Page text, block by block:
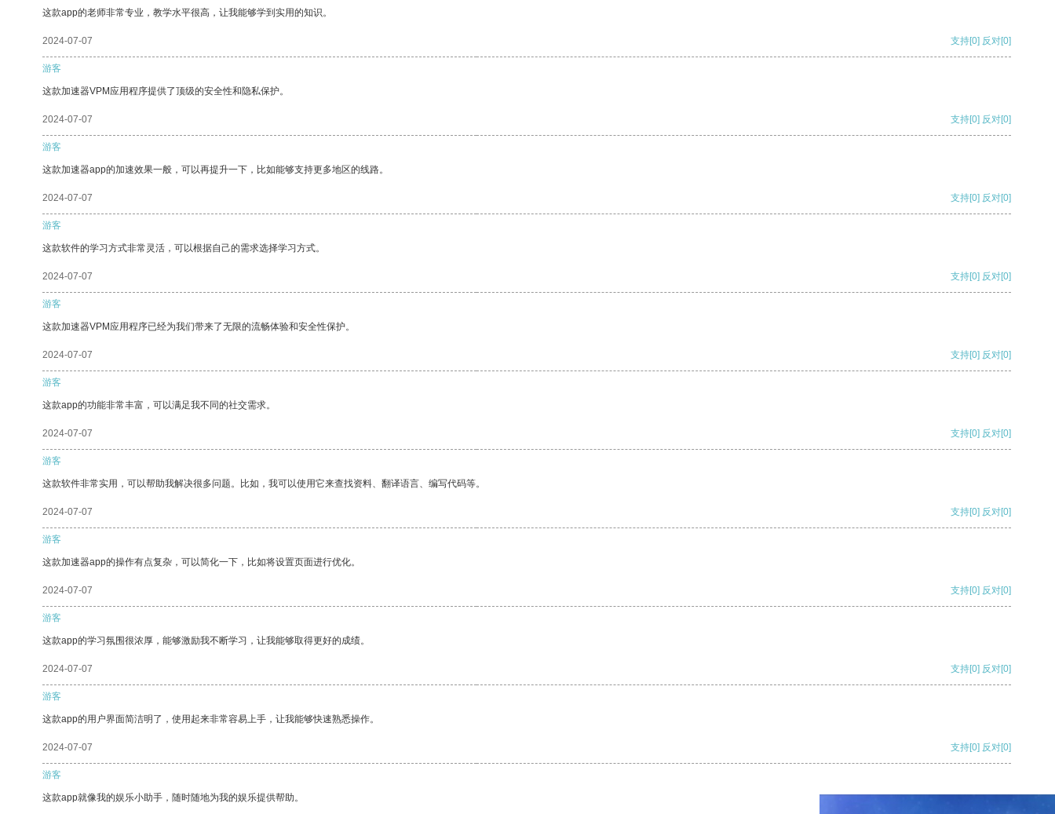
这款app的老师非常专业，教学水平很高，让我能够学到实用的知识。
2024-07-07 支持[0] 反对[0]
游客
这款加速器VPM应用程序提供了顶级的安全性和隐私保护。
2024-07-07 支持[0] 反对[0]
游客
这款加速器app的加速效果一般，可以再提升一下，比如能够支持更多地区的线路。
2024-07-07 支持[0] 反对[0]
游客
这款软件的学习方式非常灵活，可以根据自己的需求选择学习方式。
2024-07-07 支持[0] 反对[0]
游客
这款加速器VPM应用程序已经为我们带来了无限的流畅体验和安全性保护。
2024-07-07 支持[0] 反对[0]
游客
这款app的功能非常丰富，可以满足我不同的社交需求。
2024-07-07 支持[0] 反对[0]
游客
这款软件非常实用，可以帮助我解决很多问题。比如，我可以使用它来查找资料、翻译语言、编写代码等。
2024-07-07 支持[0] 反对[0]
游客
这款加速器app的操作有点复杂，可以简化一下，比如将设置页面进行优化。
2024-07-07 支持[0] 反对[0]
游客
这款app的学习氛围很浓厚，能够激励我不断学习，让我能够取得更好的成绩。
2024-07-07 支持[0] 反对[0]
游客
这款app的用户界面简洁明了，使用起来非常容易上手，让我能够快速熟悉操作。
2024-07-07 支持[0] 反对[0]
游客
这款app就像我的娱乐小助手，随时随地为我的娱乐提供帮助。